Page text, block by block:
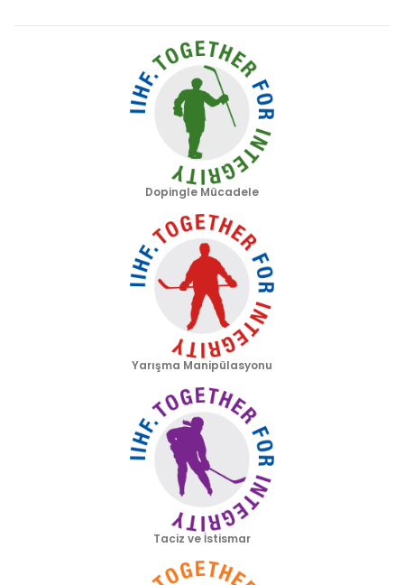
Dopingle Mücadele
Yarışma Manipülasyonu
Taciz ve İstismar